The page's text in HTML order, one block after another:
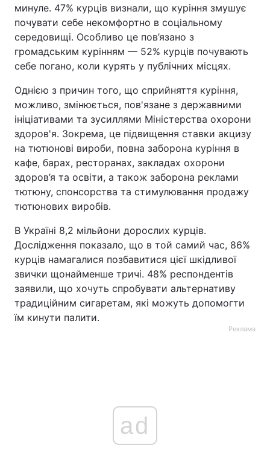
минуле. 47% курців визнали, що куріння змушує
почувати себе некомфортно в соціальному
середовищі. Особливо це пов’язано з
громадським курінням — 52% курців почувають
себе погано, коли курять у публічних місцях.
Однією з причин того, що сприйняття куріння,
можливо, змінюється, пов'язане з державними
ініціативами та зусиллями Міністерства охорони
здоров'я. Зокрема, це підвищення ставки акцизу
на тютюнові вироби, повна заборона куріння в
кафе, барах, ресторанах, закладах охорони
здоров’я та освіти, а також заборона реклами
тютюну, спонсорства та стимулювання продажу
тютюнових виробів.
В Україні 8,2 мільйони дорослих курців.
Дослідження показало, що в той самий час, 86%
курців намагалися позбавитися цієї шкідливої
звички щонайменше тричі. 48% респондентів
заявили, що хочуть спробувати альтернативу
традиційним сигаретам, які можуть допомогти
їм кинути палити.
Реклама
ad